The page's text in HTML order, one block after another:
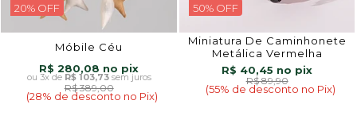
20% OFF
Móbile Céu
R$ 280,08
3xde R$ 103,73sem juros
R$ 389,00
(28% de desconto no Pix)
50% OFF
Miniatura De Caminhonete
Metálica Vermelha
R$ 40,45
R$ 89,90
(55% de desconto no Pix)